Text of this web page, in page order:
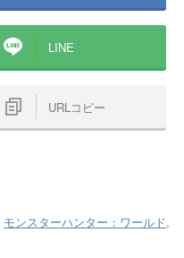
LINE
URLコピー
モンスターハンター：ワールド,